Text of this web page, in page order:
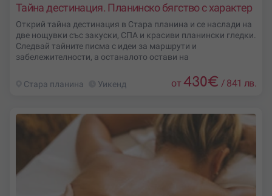
Тайна дестинация. Планинско бягство с характер
Открий тайна дестинация в Стара планина и се наслади на
две нощувки със закуски, СПА и красиви планински гледки.
Следвай тайните писма с идеи за маршрути и
забележителности, а останалото остави на
Стара планина Уикенд от 430€ / 841 лв.